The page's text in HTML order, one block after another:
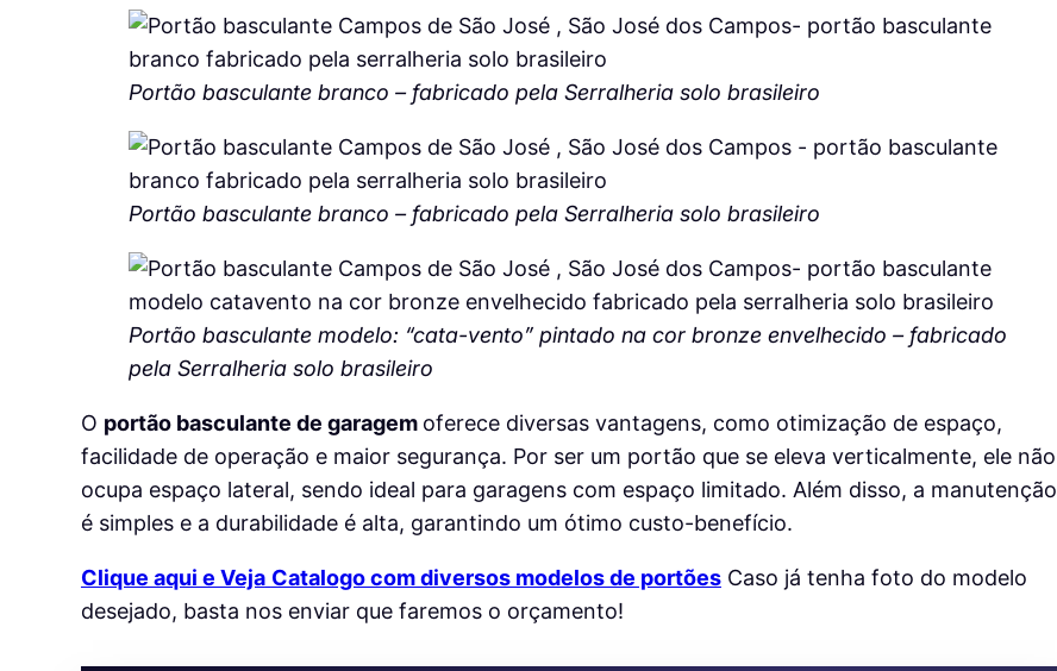
Portão basculante branco – fabricado pela Serralheria solo brasileiro
Portão basculante branco – fabricado pela Serralheria solo brasileiro
Portão basculante modelo: “cata-vento” pintado na cor bronze envelhecido – fabricado
pela Serralheria solo brasileiro
O portão basculante de garagem oferece diversas vantagens, como otimização de espaço,
facilidade de operação e maior segurança. Por ser um portão que se eleva verticalmente, ele não
ocupa espaço lateral, sendo ideal para garagens com espaço limitado. Além disso, a manutenção
é simples e a durabilidade é alta, garantindo um ótimo custo-benefício.
Clique aqui e Veja Catalogo com diversos modelos de portõesCaso já tenha foto do modelo
desejado, basta nos enviar que faremos o orçamento!